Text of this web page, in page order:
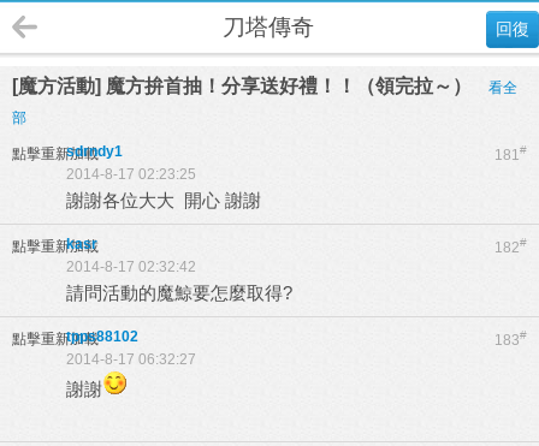
回復
刀塔傳奇
[魔方活動] 魔方拚首抽！分享送好禮！！（領完拉～）
看全
部
點擊重新加載 181#
sdrndy1
2014-8-17 02:23:25
謝謝各位大大 開心 謝謝
點擊重新加載 182#
kasr
2014-8-17 02:32:42
請問活動的魔鯨要怎麼取得?
點擊重新加載 183#
tpps88102
2014-8-17 06:32:27
謝謝